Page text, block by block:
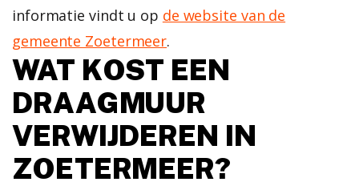
informatie vindt u op de website van de
gemeente Zoetermeer.
WAT KOST EEN
DRAAGMUUR
VERWIJDEREN IN
ZOETERMEER?